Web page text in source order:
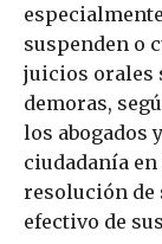
suspenden o
juicios orales
demoras,
los abogados
ciudadanía
resolución de
efectivo de